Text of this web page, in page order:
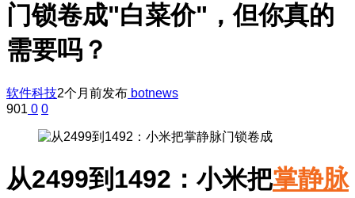
门锁卷成"白菜价"，但你真的
需要吗？
软件科技2个月前发布 botnews
901 0 0
从2499到1492：小米把掌静脉